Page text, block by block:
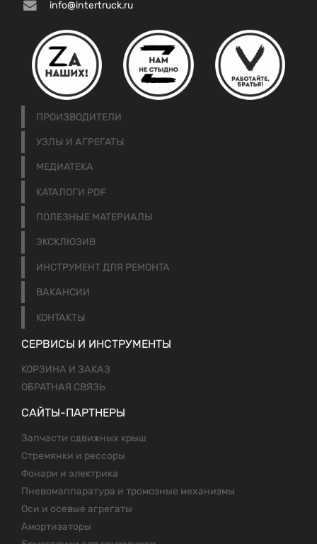
info@intertruck.ru
ПРОИЗВОДИТЕЛИ
УЗЛЫ И АГРЕГАТЫ
МЕДИАТЕКА
КАТАЛОГИ PDF
ПОЛЕЗНЫЕ МАТЕРИАЛЫ
ЭКСКЛЮЗИВ
ИНСТРУМЕНТ ДЛЯ РЕМОНТА
ВАКАНСИИ
КОНТАКТЫ
СЕРВИСЫ И ИНСТРУМЕНТЫ
КОРЗИНА И ЗАКАЗ
ОБРАТНАЯ СВЯЗЬ
САЙТЫ-ПАРТНЕРЫ
Запчасти сдвижных крыш
Стремянки и рессоры
Фонари и электрика
Пневомаппаратура и тромозные механизмы
Оси и осевые агрегаты
Амортизаторы